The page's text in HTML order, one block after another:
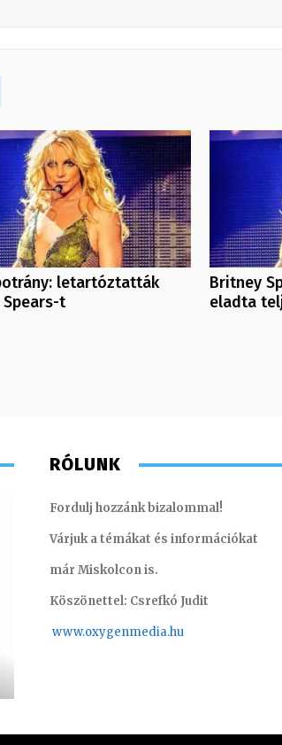
letartóztatták
t
Britney
eladta
RÓLUNK
Fordulj hozzánk bizalommal!
Várjuk a témákat és információkat
már Miskolcon is.
Köszönettel: Csrefkó Judit
www.oxygenmedia.hu